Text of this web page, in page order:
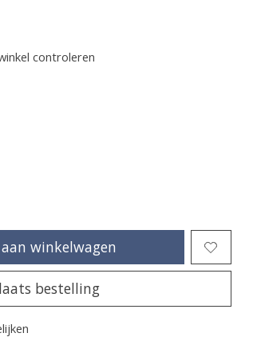
controleren
winkelwagen
bestelling